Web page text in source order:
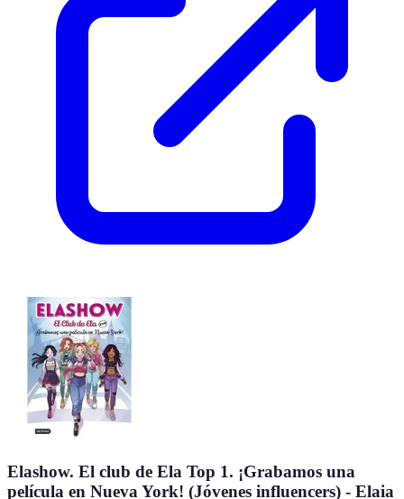
Elashow. El club de Ela Top 1. ¡Grabamos una
película en Nueva York! (Jóvenes influencers) - Elaia